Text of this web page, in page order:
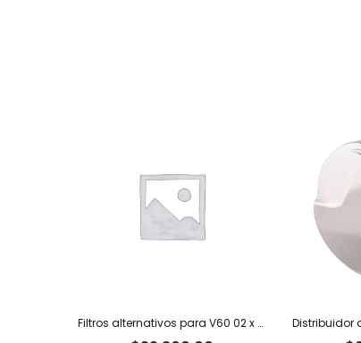
Filtros alternativos para V60 02 x 100 u.